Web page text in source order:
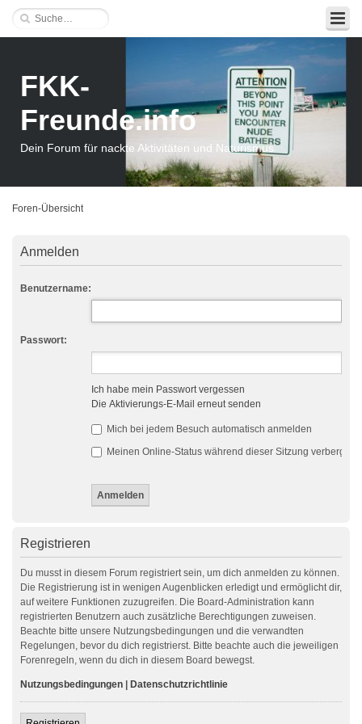
FKK-
Freunde.info
Dein Forum für nackte Aktivitäten und Naturismus
Foren-Übersicht
Anmelden
Benutzername:
Passwort:
Ich habe mein Passwort vergessen
Die Aktivierungs-E-Mail erneut senden
Mich bei jedem Besuch automatisch anmelden
Meinen Online-Status während dieser Sitzung verbergen
Registrieren
Du musst in diesem Forum registriert sein, um dich anmelden zu können.
Die Registrierung ist in wenigen Augenblicken erledigt und ermöglicht dir,
auf weitere Funktionen zuzugreifen. Die Board-Administration kann
registrierten Benutzern auch zusätzliche Berechtigungen zuweisen.
Beachte bitte unsere Nutzungsbedingungen und die verwandten
Regelungen, bevor du dich registrierst. Bitte beachte auch die jeweiligen
Forenregeln, wenn du dich in diesem Board bewegst.
Nutzungsbedingungen Datenschutzrichtlinie